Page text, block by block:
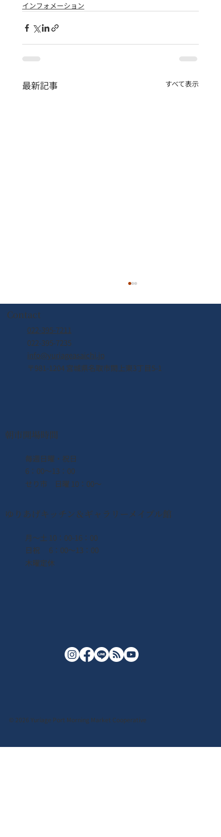
インフォメーション
最新記事 すべて表示
Contact
022-395-7211
022-395-7235
info@yuriageasaichi.jp
〒981-1204 宮城県名取市閖上東3丁目5-1
朝市開場時間
​毎週日曜・祝日
6：00〜13：00
せり市 日曜 10：00〜
ゆりあげキッチン＆ギャラリーメイプル館
月〜土 10：00-16：00
日祝 6：00〜13：00
木曜定休
© 2026 Yuriage Port Morning Market Cooperative